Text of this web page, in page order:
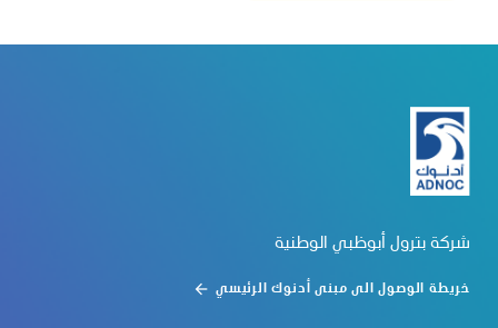
شركة بترول أبوظبي الوطنية
خريطة الوصول الى مبنى أدنوك الرئيسي